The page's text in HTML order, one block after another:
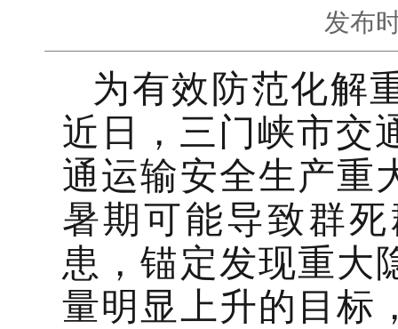
发布
为有效防范化解
近日，三门峡市交
通运输安全生产重
暑期可能导致群
患，锚定发现重大
量明显上升的目标